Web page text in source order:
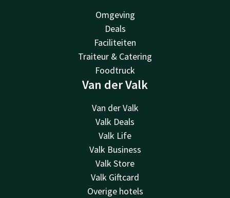
Omgeving
Deals
Faciliteiten
Traiteur & Catering
Foodtruck
Van der Valk
Van der Valk
Valk Deals
Valk Life
Valk Business
Valk Store
Valk Giftcard
Overige hotels